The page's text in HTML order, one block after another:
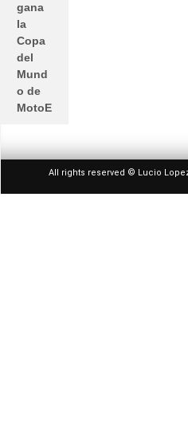
gana
la
Copa
del
Mund
o de
MotoE
All rights reserved © Lucio